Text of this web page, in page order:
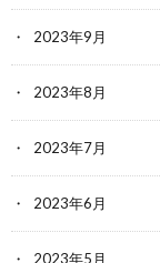
2023年9月
2023年8月
2023年7月
2023年6月
2023年5月